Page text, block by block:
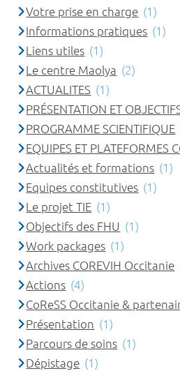
Votre prise en charge (1)
Informations pratiques (1)
Liens utiles (1)
Le centre Maolya (2)
ACTUALITES (1)
PRÉSENTATION ET
PROGRAMME SCIENTIFIQUE
EQUIPES ET PLATEFORMES
Actualités et formations (1)
Equipes constitutives (1)
Le projet TIE (1)
Objectifs des FHU (1)
Work packages (1)
Archives COREVIH Occitanie
Actions (4)
CoReSS Occitanie &
Présentation (1)
Parcours de soins (1)
Dépistage (1)